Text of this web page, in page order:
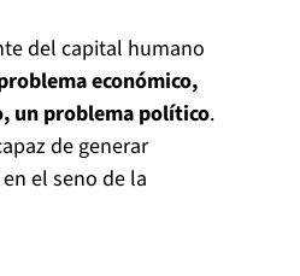
del capital humano
económico,
un problema político.
de generar
el seno de la